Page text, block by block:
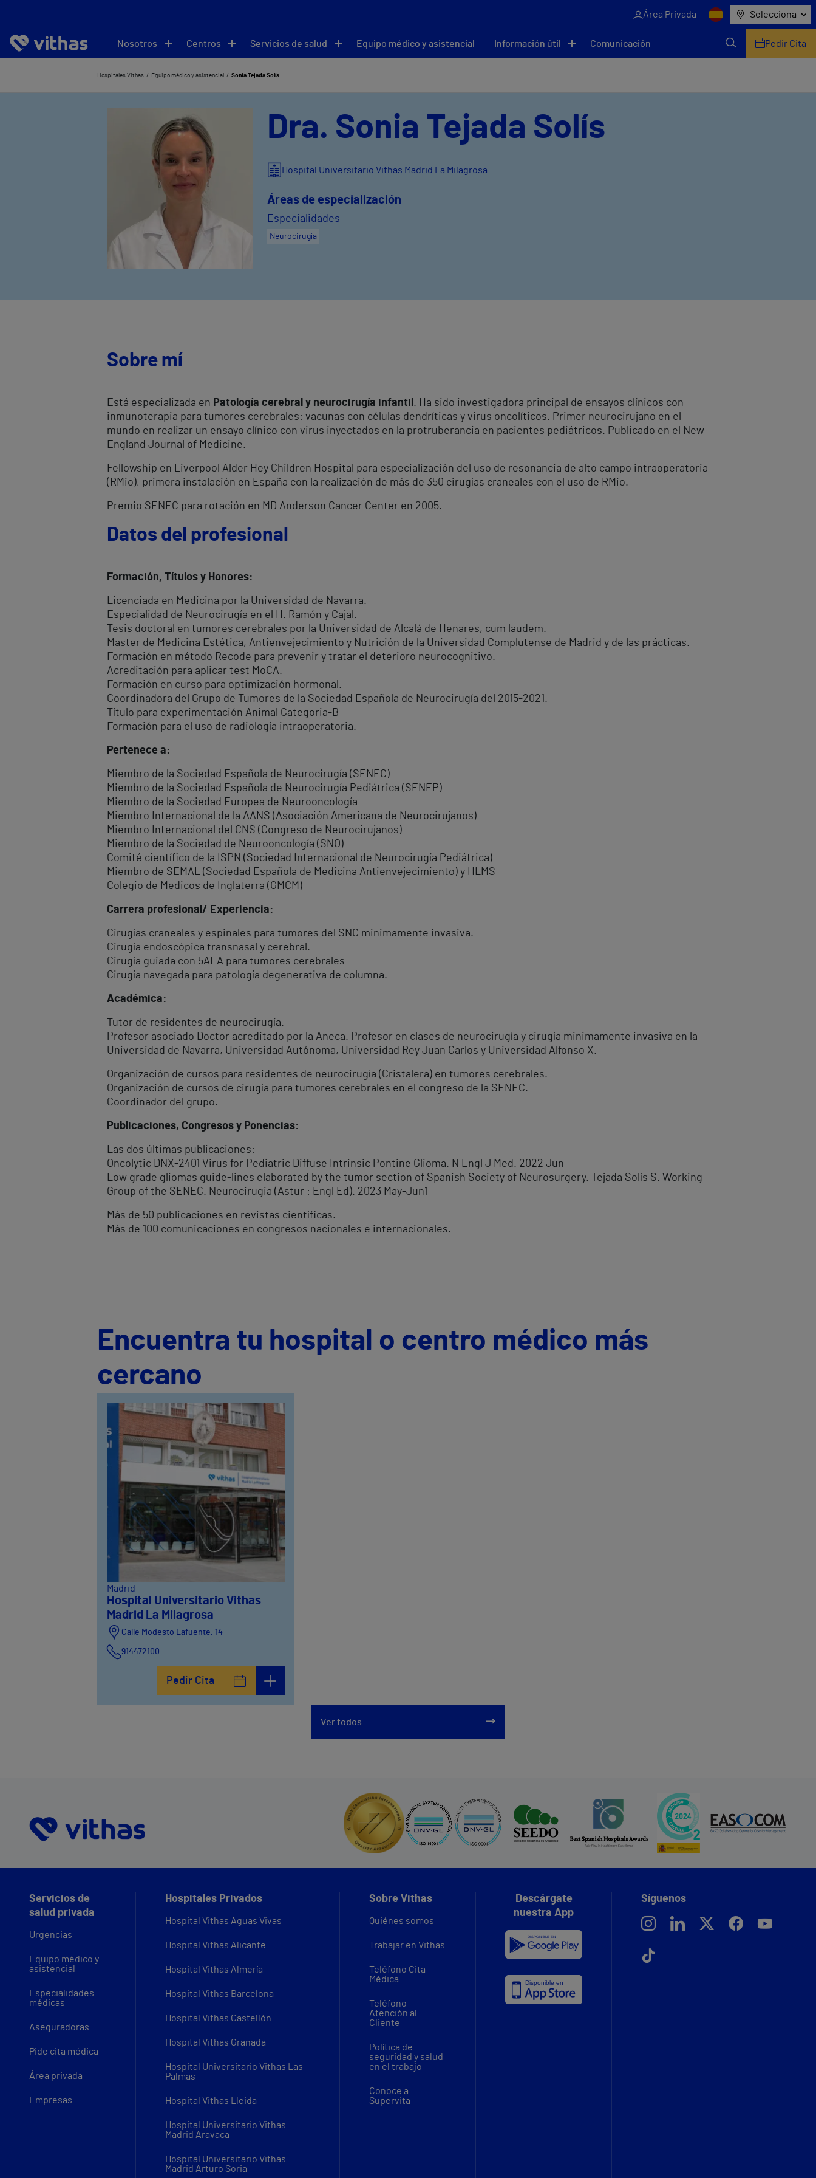
Área Privada Selecciona
Nosotros Centros Servicios de salud Equipo médico y asistencial Información útil Comunicación Pedir Cita
Hospitales Vithas Equipo médico y asistencial Sonia Tejada Solís
Dra. Sonia Tejada Solís
Hospital Universitario Vithas Madrid La Milagrosa
Áreas de especialización
Especialidades
Neurocirugía
Sobre mí
Está especializada en Patología cerebral y neurocirugía infantil . Ha sido investigadora principal de ensayos clínicos con
inmunoterapia para tumores cerebrales: vacunas con células dendríticas y virus oncolíticos. Primer neurocirujano en el
mundo en realizar un ensayo clínico con virus inyectados en la protruberancia en pacientes pediátricos. Publicado en el New
England Journal of Medicine.
Fellowship en Liverpool Alder Hey Children Hospital para especialización del uso de resonancia de alto campo intraoperatoria
(RMio), primera instalación en España con la realización de más de 350 cirugías craneales con el uso de RMio.
Premio SENEC para rotación en MD Anderson Cancer Center en 2005.
Datos del profesional
Formación, Títulos y Honores:
Licenciada en Medicina por la Universidad de Navarra.
Especialidad de Neurocirugía en el H. Ramón y Cajal.
Tesis doctoral en tumores cerebrales por la Universidad de Alcalá de Henares, cum laudem.
Master de Medicina Estética, Antienvejecimiento y Nutrición de la Universidad Complutense de Madrid y de las prácticas.
Formación en método Recode para prevenir y tratar el deterioro neurocognitivo.
Acreditación para aplicar test MoCA.
Formación en curso para optimización hormonal.
Coordinadora del Grupo de Tumores de la Sociedad Española de Neurocirugía del 2015-2021.
Título para experimentación Animal Categoria-B
Formación para el uso de radiología intraoperatoria.
Pertenece a:
Miembro de la Sociedad Española de Neurocirugía (SENEC)
Miembro de la Sociedad Española de Neurocirugía Pediátrica (SENEP)
Miembro de la Sociedad Europea de Neurooncología
Miembro Internacional de la AANS (Asociación Americana de Neurocirujanos)
Miembro Internacional del CNS (Congreso de Neurocirujanos)
Miembro de la Sociedad de Neurooncología (SNO)
Comité científico de la ISPN (Sociedad Internacional de Neurocirugía Pediátrica)
Miembro de SEMAL (Sociedad Española de Medicina Antienvejecimiento) y HLMS
Colegio de Medicos de Inglaterra (GMCM)
Carrera profesional/ Experiencia:
Cirugías craneales y espinales para tumores del SNC minimamente invasiva.
Cirugía endoscópica transnasal y cerebral.
Cirugía guiada con 5ALA para tumores cerebrales
Cirugía navegada para patología degenerativa de columna.
Académica:
Tutor de residentes de neurocirugía.
Profesor asociado Doctor acreditado por la Aneca. Profesor en clases de neurocirugía y cirugía minimamente invasiva en la
Universidad de Navarra, Universidad Autónoma, Universidad Rey Juan Carlos y Universidad Alfonso X.
Organización de cursos para residentes de neurocirugía (Cristalera) en tumores cerebrales.
Organización de cursos de cirugía para tumores cerebrales en el congreso de la SENEC.
Coordinador del grupo.
Publicaciones, Congresos y Ponencias:
Las dos últimas publicaciones:
Oncolytic DNX-2401 Virus for Pediatric Diffuse Intrinsic Pontine Glioma. N Engl J Med. 2022 Jun
Low grade gliomas guide-lines elaborated by the tumor section of Spanish Society of Neurosurgery. Tejada Solís S. Working
Group of the SENEC. Neurocirugia (Astur : Engl Ed). 2023 May-Jun1
Más de 50 publicaciones en revistas científicas.
Más de 100 comunicaciones en congresos nacionales e internacionales.
Encuentra tu hospital o centro médico más
cercano
Madrid
Hospital Universitario Vithas
Madrid La Milagrosa
Calle Modesto Lafuente, 14
914472100
Pedir Cita
Ver todos
Servicios de
salud privada
Urgencias
Equipo médico y
asistencial
Especialidades
médicas
Aseguradoras
Pide cita médica
Área privada
Empresas
Hospitales Privados
Hospital Vithas Aguas Vivas
Hospital Vithas Alicante
Hospital Vithas Almería
Hospital Vithas Barcelona
Hospital Vithas Castellón
Hospital Vithas Granada
Hospital Universitario Vithas Las
Palmas
Hospital Vithas Lleida
Hospital Universitario Vithas
Madrid Aravaca
Hospital Universitario Vithas
Madrid Arturo Soria
Sobre Vithas
Quiénes somos
Trabajar en Vithas
Teléfono Cita
Médica
Teléfono
Atención al
Cliente
Política de
seguridad y salud
en el trabajo
Conoce a
Supervita
Descárgate
nuestra App
Síguenos